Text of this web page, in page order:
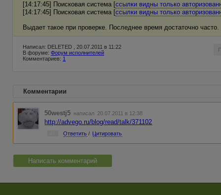
[14:17:45] Поисковая система [ссылки видны только
[14:17:45] Поисковая система [ссылки видны только
Выдает такое при проверке. Последнее время достаточно
Написал: DELETED , 20.07.2011 в 11:22
В форуме: Форум исполнителей
Комментариев: 1
Комментарии
50westj5 написал 20.07.2011 в 12:38
http://advego.ru/blog/read/talk/371102
Ответить / Цитировать
Написать комментарий